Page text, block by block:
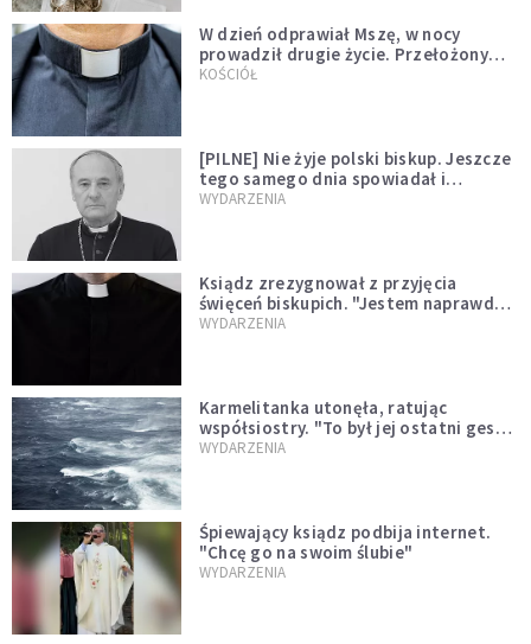
W dzień odprawiał Mszę, w nocy
prowadził drugie życie. Przełożony
kazał mu opuścić zakon
KOŚCIÓŁ
[PILNE] Nie żyje polski biskup. Jeszcze
tego samego dnia spowiadał i
sprawował Mszę świętą
WYDARZENIA
Ksiądz zrezygnował z przyjęcia
święceń biskupich. "Jestem naprawdę
niegodny"
WYDARZENIA
Karmelitanka utonęła, ratując
współsiostry. "To był jej ostatni gest
miłości"
WYDARZENIA
Śpiewający ksiądz podbija internet.
"Chcę go na swoim ślubie"
WYDARZENIA